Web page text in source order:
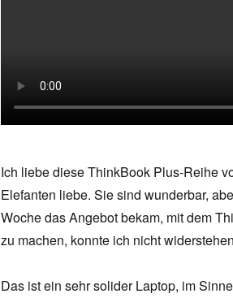
Ich liebe diese ThinkBook Plus-Reihe
Elefanten liebe. Sie sind wunderbar,
Woche das Angebot bekam, mit dem
zu machen, konnte ich nicht
Das ist ein sehr solider Laptop, im